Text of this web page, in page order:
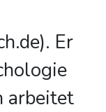
Er
arbeitet